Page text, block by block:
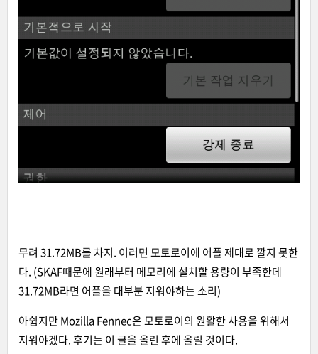
무려 31.72MB를 차지. 이러면 모토로이에 어플 제대로 깔지 못한
다. (SKAF때문에 원래부터 메모리에 설치할 용량이 부족한데
31.72MB라면 어플을 대부분 지워야하는 소리)
아쉽지만 Mozilla Fennec은 모토로이의 원활한 사용을 위해서
지워야겠다. 후기는 이 글을 올린 후에 올릴 것이다.